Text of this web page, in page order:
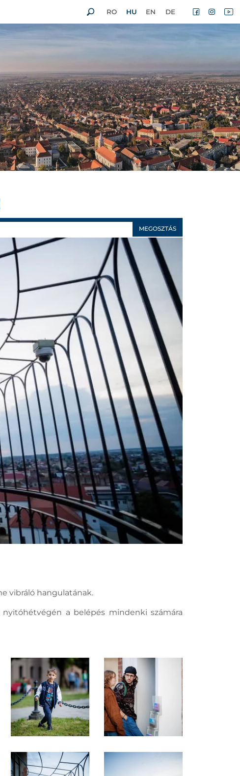
RO HU EN DE
MEGOSZTÁS
vibráló hangulatának.
a belépés mindenki számára